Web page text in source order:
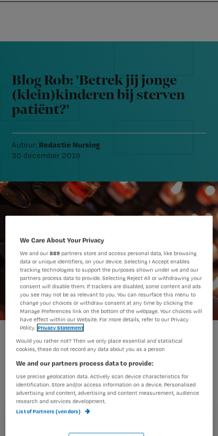
navigation
content
Nursing
Blog Rob: 'Betrek jij jonge
(klein)kinderen bij sterven
patiënt?'
Auteur: Redactie Nursing
30 december 2019
Als jij als verpleegkundige betrokken
bent bij de zorg voor ongeneeslijk
zieken en stervenden, heb je dan
voldoende oog voor hun
(klein)kinderen?
We Care About Your Privacy
We and our889 partners store and access personal data, like browsing
data or unique identifiers, on your device. Selecting I Accept enables
tracking technologies to support the purposes shown under we and our
partners process data to provide. Selecting Reject All or withdrawing your
consent will disable them. If trackers are disabled, some content and ads
you see may not be as relevant to you. You can resurface this menu to
change your choices or withdraw consent at any time by clicking the
Manage Preferences link on the bottom of the webpage. Your choices will
have effect within our Website. For more details, refer to our Privacy
Policy. Privacy Statement
Would you rather not? Then we only place essential and statistical
cookies, these do not record any data about you as a person
We and our partners process data to provide:
Use precise geolocation data. Actively scan device characteristics for
identification. Store and/or access information on a device. Personalised
advertising and content, advertising and content measurement, audience
research and services development.
List of Partners (vendors)